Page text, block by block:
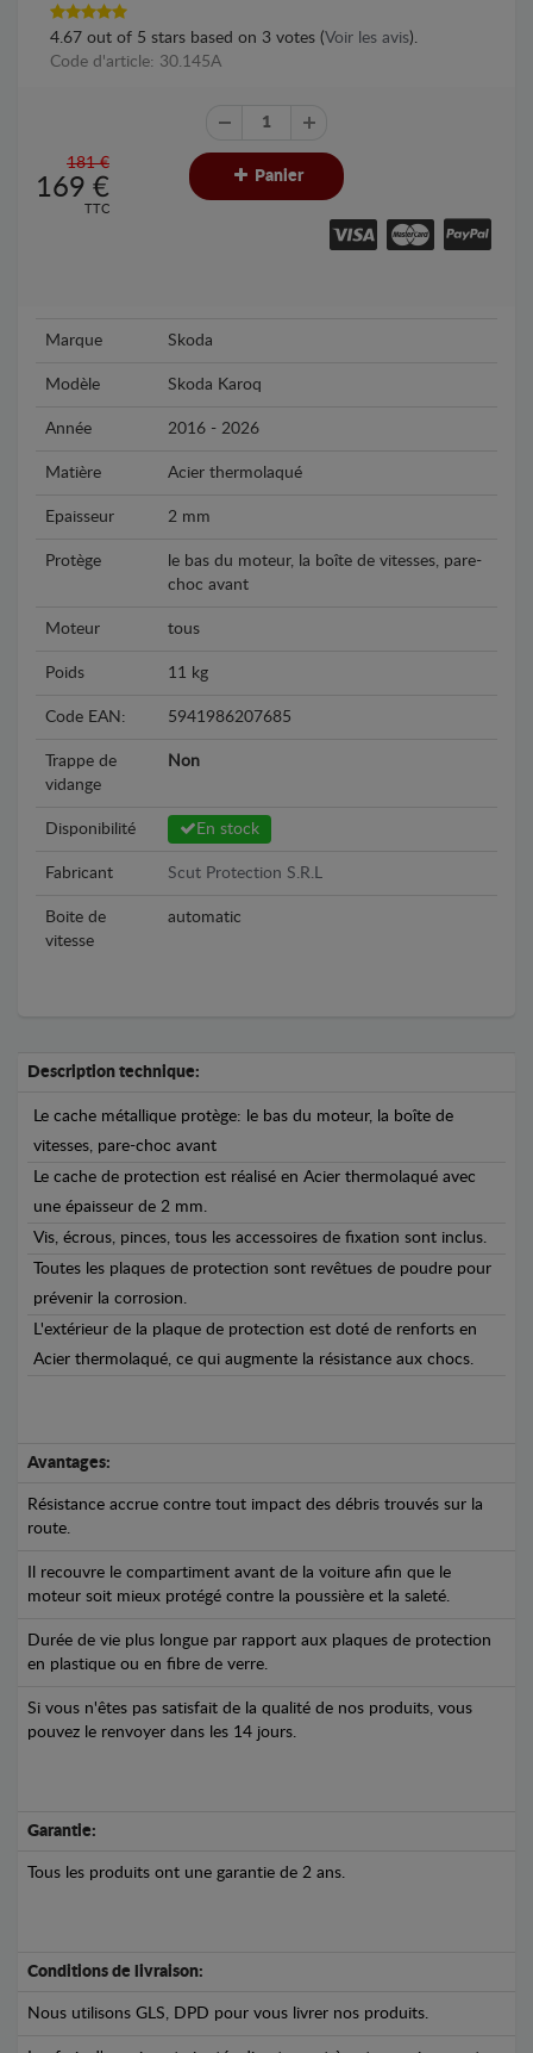
4.67 out of 5 stars based on 3 votes (Voir les avis).
Code d'article: 30.145A
181 €
169 €
TTC
Panier
Marque Skoda
Modèle Skoda Karoq
Année 2016 - 2026
Matière Acier thermolaqué
Epaisseur 2 mm
Protège
le bas du moteur, la boîte de vitesses, pare-
choc avant
Moteur tous
Poids 11 kg
Code EAN: 5941986207685
Trappe de
vidange
Non
Disponibilité En stock
Fabricant Scut Protection S.R.L
Boite de
vitesse
automatic
Description technique:
Le cache métallique protège: le bas du moteur, la boîte de
vitesses, pare-choc avant
Le cache de protection est réalisé en Acier thermolaqué avec
une épaisseur de 2 mm.
Vis, écrous, pinces, tous les accessoires de fixation sont inclus.
Toutes les plaques de protection sont revêtues de poudre pour
prévenir la corrosion.
L'extérieur de la plaque de protection est doté de renforts en
Acier thermolaqué, ce qui augmente la résistance aux chocs.
Avantages:
Résistance accrue contre tout impact des débris trouvés sur la
route.
Il recouvre le compartiment avant de la voiture afin que le
moteur soit mieux protégé contre la poussière et la saleté.
Durée de vie plus longue par rapport aux plaques de protection
en plastique ou en fibre de verre.
Si vous n'êtes pas satisfait de la qualité de nos produits, vous
pouvez le renvoyer dans les 14 jours.
Garantie:
Tous les produits ont une garantie de 2 ans.
Conditions de livraison:
Nous utilisons GLS, DPD pour vous livrer nos produits.